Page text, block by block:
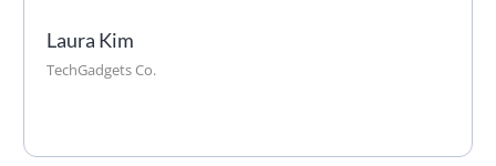
Laura Kim
TechGadgets Co.